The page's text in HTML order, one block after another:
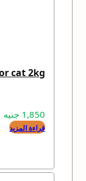
cat 2kg
1,850 جنيه
قراءة المزيد